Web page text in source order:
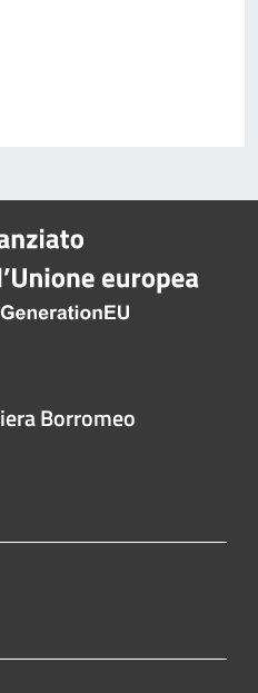
Borromeo